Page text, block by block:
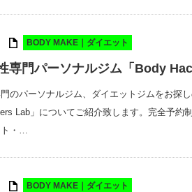
BODY MAKE｜ダイエット
専門パーソナルジム「Body
のパーソナルジム、ダイエットジムをお探
Lab」についてご紹介致します。完全予
ト・…
BODY MAKE｜ダイエット